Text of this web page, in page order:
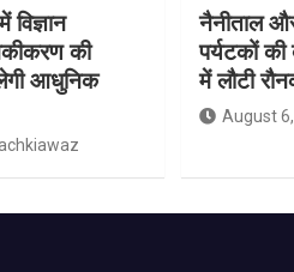
की
आधुनिक
नैनीताल
पर्यटकों की
में लौटी
August